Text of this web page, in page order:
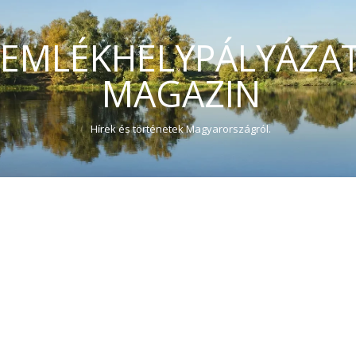
MAGAZIN
Hírek és történetek Magyarországról.